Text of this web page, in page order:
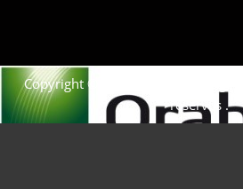
Copyright © 2021. Afrique-voyage-
réservés .